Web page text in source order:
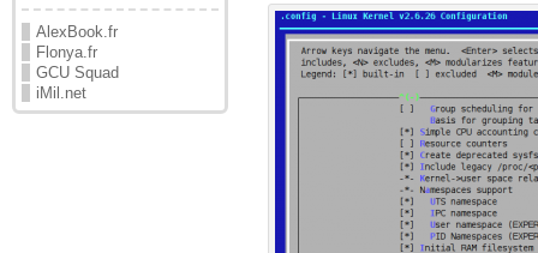
AlexBook.fr
Flonya.fr
GCU Squad
iMil.net